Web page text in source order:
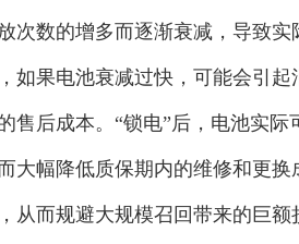
数的增多而逐渐衰减，导致实
如果电池衰减过快，可能会引
售后成本。“锁电”后，电池实际
大幅降低质保期内的维修和更换
而规避大规模召回带来的巨额